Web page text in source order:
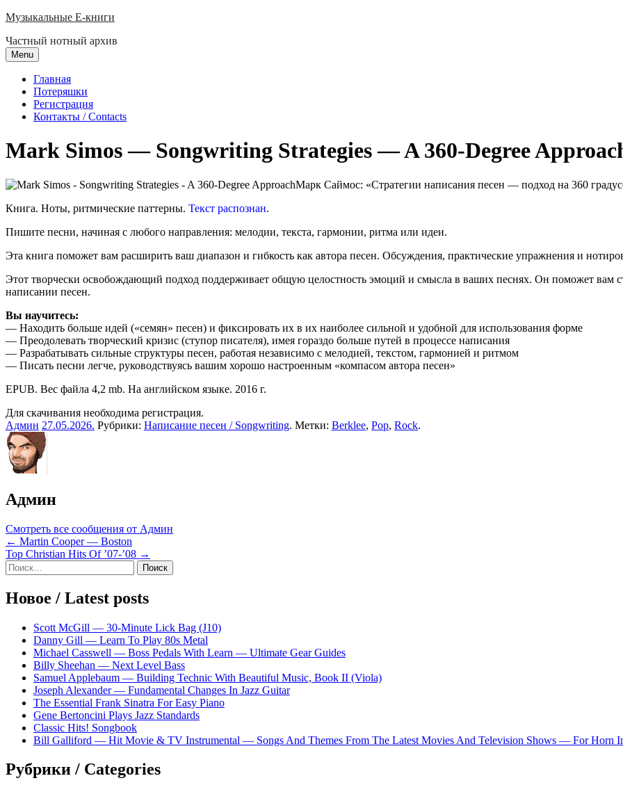
Skip
content
Музыкальные E-книги
Частный нотный архив
Menu
Главная
Потеряшки
Регистрация
Контакты / Contacts
Mark Simos — Songwriting Strategies — A 360-Degree
Марк Саймос: «Стратегии написания песен — подход на 360
Книга. Ноты, ритмические паттерны. Текст распознан.
Пишите песни, начиная с любого направления: мелодии, текста, гармонии, ритма или идеи.
Эта книга поможет вам расширить ваш диапазон и гибкость как автора песен. Обсуждения, практические упражнения и
Этот творчески освобождающий подход поддерживает общую целостность эмоций и смысла в ваших песнях. Он поможет вам
написании песен.
Вы научитесь:
— Находить больше идей («семян» песен) и фиксировать их в их наиболее сильной и удобной для использования форме
— Преодолевать творческий кризис (ступор писателя), имея гораздо больше путей в процессе написания
— Разрабатывать сильные структуры песен, работая независимо с мелодией, текстом, гармонией и ритмом
— Писать песни легче, руководствуясь вашим хорошо настроенным «компасом автора песен»
EPUB. Вес файла 4,2 mb. На английском языке. 2016 г.
Для скачивания необходима регистрация.
Админ 27.05.2026. Рубрики: Написание песен / Songwriting. Метки: Berklee, Pop, Rock.
Админ
Смотреть все сообщения от Админ
Навигация
по
записям
← Martin Cooper — Boston
Top Christian Hits Of ’07-’08 →
Sidebar
Найти:
Новое / Latest posts
Scott McGill — 30-Minute Lick Bag (J10)
Danny Gill — Learn To Play 80s Metal
Michael Casswell — Boss Pedals With Learn — Ultimate Gear Guides
Billy Sheehan — Next Level Bass
Samuel Applebaum — Building Technic With Beautiful Music, Book II (Viola)
Joseph Alexander — Fundamental Changes In Jazz Guitar
The Essential Frank Sinatra For Easy Piano
Gene Bertoncini Plays Jazz Standards
Classic Hits! Songbook
Bill Galliford — Hit Movie & TV Instrumental — Songs And Themes From The Latest Movies And Television Shows — For Horn
Рубрики / Categories